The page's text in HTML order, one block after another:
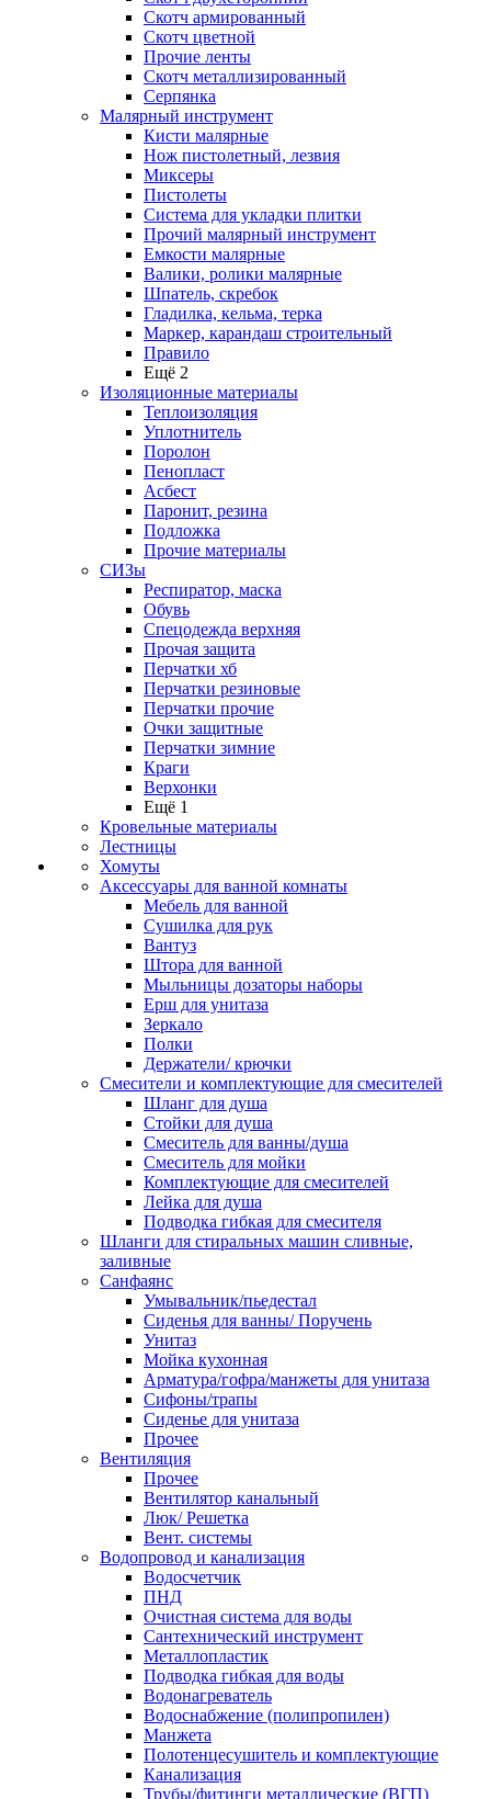
Скотч армированный
Скотч цветной
Прочие ленты
Скотч металлизированный
Серпянка
Малярный инструмент
Кисти малярные
Нож пистолетный, лезвия
Миксеры
Пистолеты
Система для укладки плитки
Прочий малярный инструмент
Емкости малярные
Валики, ролики малярные
Шпатель, скребок
Гладилка, кельма, терка
Маркер, карандаш строительный
Правило
Ещё 2
Изоляционные материалы
Теплоизоляция
Уплотнитель
Поролон
Пенопласт
Асбест
Паронит, резина
Подложка
Прочие материалы
СИЗы
Респиратор, маска
Обувь
Спецодежда верхняя
Прочая защита
Перчатки хб
Перчатки резиновые
Перчатки прочие
Очки защитные
Перчатки зимние
Краги
Верхонки
Ещё 1
Кровельные материалы
Лестницы
Хомуты
Аксессуары для ванной комнаты
Мебель для ванной
Сушилка для рук
Вантуз
Штора для ванной
Мыльницы дозаторы наборы
Ерш для унитаза
Зеркало
Полки
Держатели/ крючки
Смесители и комплектующие для смесителей
Шланг для душа
Стойки для душа
Смеситель для ванны/душа
Смеситель для мойки
Комплектующие для смесителей
Лейка для душа
Подводка гибкая для смесителя
Шланги для стиральных машин сливные,
заливные
Санфаянс
Умывальник/пьедестал
Сиденья для ванны/ Поручень
Унитаз
Мойка кухонная
Арматура/гофра/манжеты для унитаза
Сифоны/трапы
Сиденье для унитаза
Прочее
Вентиляция
Прочее
Вентилятор канальный
Люк/ Решетка
Вент. системы
Водопровод и канализация
Водосчетчик
ПНД
Очистная система для воды
Сантехнический инструмент
Металлопластик
Подводка гибкая для воды
Водонагреватель
Водоснабжение (полипропилен)
Манжета
Полотенцесушитель и комплектующие
Канализация
Трубы/фитинги металлические (ВГП)